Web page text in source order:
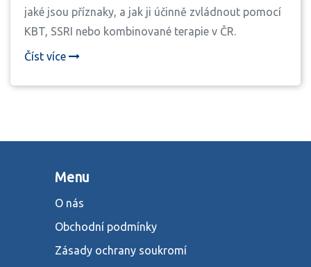
jaké jsou příznaky, a jak ji účinně zvládnout pomocí
KBT, SSRI nebo kombinované terapie v ČR.
Číst více
Menu
O nás
Obchodní podmínky
Zásady ochrany soukromí